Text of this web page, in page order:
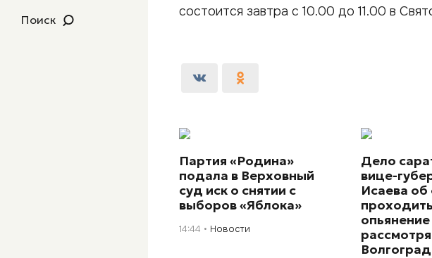
Поиск
состоится завтра с 10.00 до 11.00 в
Партия «Родина»
подала в Верховный
суд иск о снятии с
выборов «Яблока»
14:44 Новости
Дело
вице-
Исаева об